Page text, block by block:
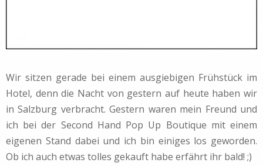
Wir sitzen gerade bei einem ausgiebigen Frühstück im
Hotel, denn die Nacht von gestern auf heute haben wir
in Salzburg verbracht. Gestern waren mein Freund und
ich bei der Second Hand Pop Up Boutique mit einem
eigenen Stand dabei und ich bin einiges los geworden.
Ob ich auch etwas tolles gekauft habe erfährt ihr bald! ;)